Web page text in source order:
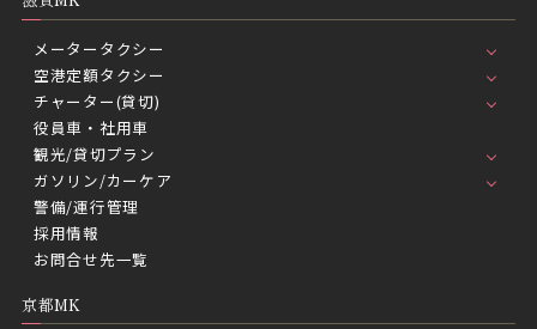
メータータクシー
空港定額タクシー
チャーター(貸切)
役員車・社用車
観光/貸切プラン
ガソリン/カーケア
警備/運行管理
採用情報
お問合せ先一覧
京都MK